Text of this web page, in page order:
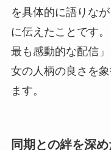
を具体的に語りな
に伝えたことです
最も感動的な配信
女の人柄の良さを
ます。
同期との絆を深